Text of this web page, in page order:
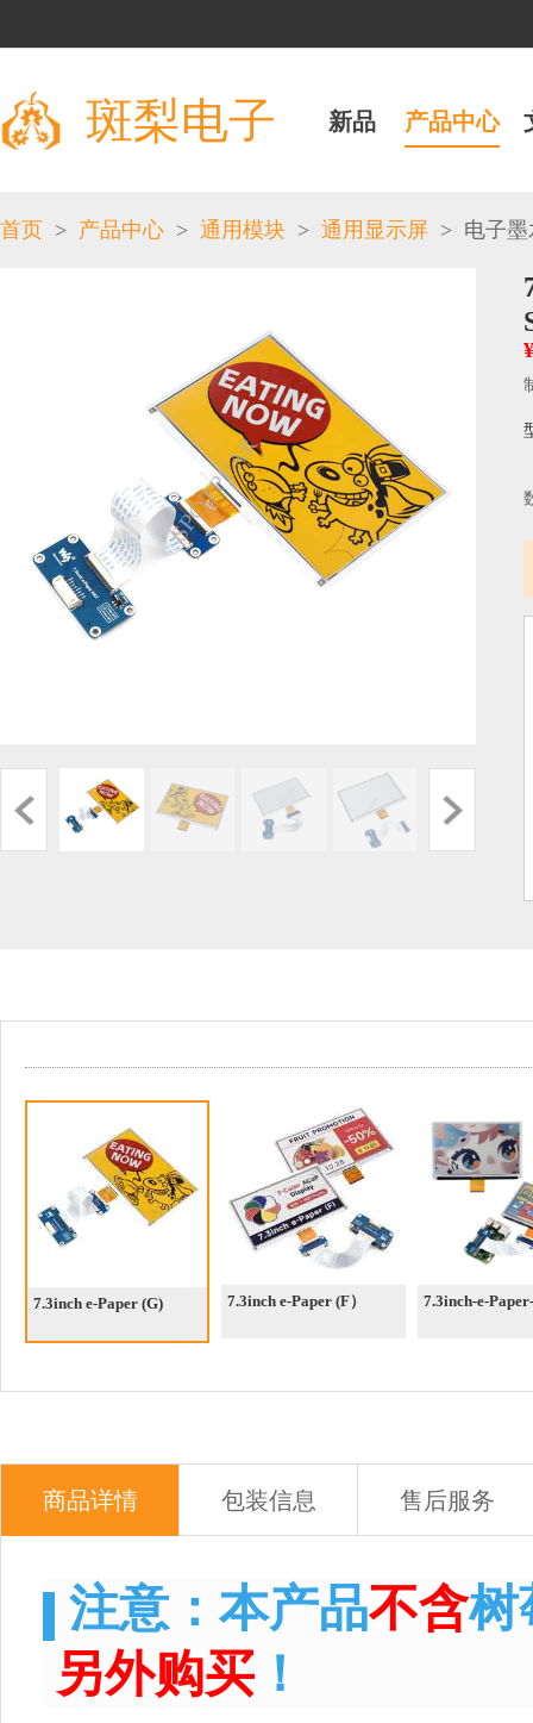
斑梨电子 新品 产品中心
首页 > 产品中心 > 通用模块 > 通用显示屏 > 电子墨
7.3inch e-Paper (G) 7.3inch e-Paper (F） 7.3inch-e-
商品详情 包装信息 售后服务
注意：本产品不含树
另外购买 ！